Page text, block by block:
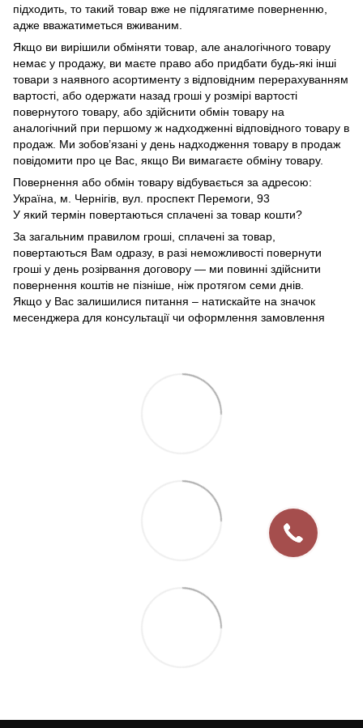
підходить, то такий товар вже не підлягатиме поверненню,
адже вважатиметься вживаним.
Якщо ви вирішили обміняти товар, але аналогічного товару
немає у продажу, ви маєте право або придбати будь-які інші
товари з наявного асортименту з відповідним перерахуванням
вартості, або одержати назад гроші у розмірі вартості
повернутого товару, або здійснити обмін товару на
аналогічний при першому ж надходженні відповідного товару в
продаж. Ми зобов’язані у день надходження товару в продаж
повідомити про це Вас, якщо Ви вимагаєте обміну товару.
Повернення або обмін товару відбувається за адресою:
Україна, м. Чернігів, вул. проспект Перемоги, 93
У який термін повертаються сплачені за товар кошти?
За загальним правилом гроші, сплачені за товар,
повертаються Вам одразу, в разі неможливості повернути
гроші у день розірвання договору — ми повинні здійснити
повернення коштів не пізніше, ніж протягом семи днів.
Якщо у Вас залишилися питання – натискайте на значок
месенджера для консультації чи оформлення замовлення